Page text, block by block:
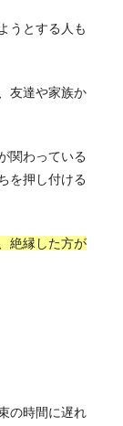
うとする人も
友達や家族か
関わっている
を押し付ける
絶縁した方が
の時間に遅れ